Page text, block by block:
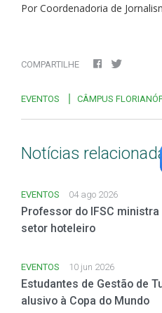
Por Coordenadoria de
COMPARTILHE
EVENTOS CÂMPUS
Notícias
EVENTOS 04 ago 2026
Professor do IFSC
setor hoteleiro
EVENTOS 10 jun 2026
Estudantes de Gestão de
alusivo à Copa do Mundo